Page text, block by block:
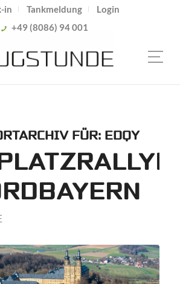
in Tankmeldung
Login
+49 (8086) 94 001
FÜR: EDQY